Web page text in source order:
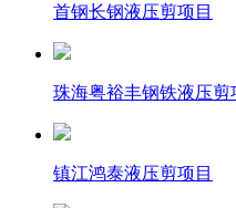
首钢长钢液压剪项目
珠海粤裕丰钢铁液压剪
镇江鸿泰液压剪项目